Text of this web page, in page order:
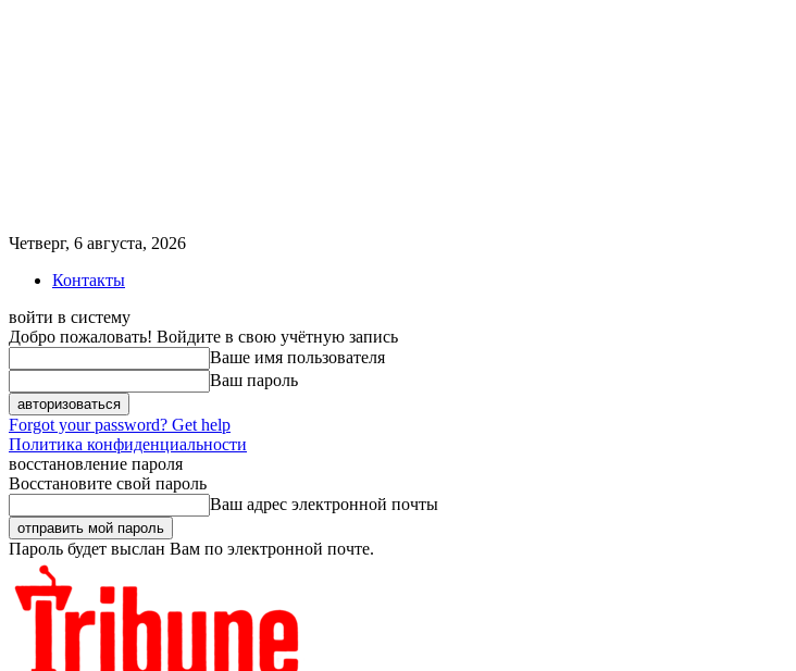
Четверг, 6 августа, 2026
Контакты
войти в систему
Добро пожаловать! Войдите в свою учётную запись
Ваше имя пользователя
Ваш пароль
Forgot your password? Get help
Политика конфиденциальности
восстановление пароля
Восстановите свой пароль
Ваш адрес электронной почты
Пароль будет выслан Вам по электронной почте.